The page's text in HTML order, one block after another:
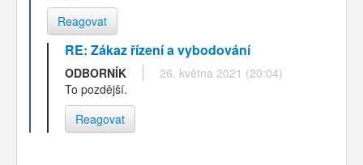
Reagovat
RE: Zákaz řízení a vybodování
ODBORNÍK
26. května 2021 (20:04)
To pozdější.
Reagovat